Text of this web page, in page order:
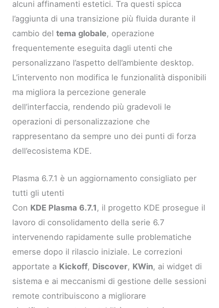
alcuni affinamenti estetici. Tra questi spicca
l’aggiunta di una transizione più fluida durante il
cambio deltema globale, operazione
frequentemente eseguita dagli utenti che
personalizzano l’aspetto dell’ambiente desktop.
L’intervento non modifica le funzionalità disponibili
ma migliora la percezione generale
dell’interfaccia, rendendo più gradevoli le
operazioni di personalizzazione che
rappresentano da sempre uno dei punti di forza
dell’ecosistema KDE.
Plasma 6.7.1 è un aggiornamento consigliato per
tutti gli utenti
Con KDE Plasma 6.7.1 , il progetto KDE prosegue il
lavoro di consolidamento della serie 6.7
intervenendo rapidamente sulle problematiche
emerse dopo il rilascio iniziale. Le correzioni
apportate a Kickoff, Discover, KWin, ai widget di
sistema e ai meccanismi di gestione delle sessioni
remote contribuiscono a migliorare